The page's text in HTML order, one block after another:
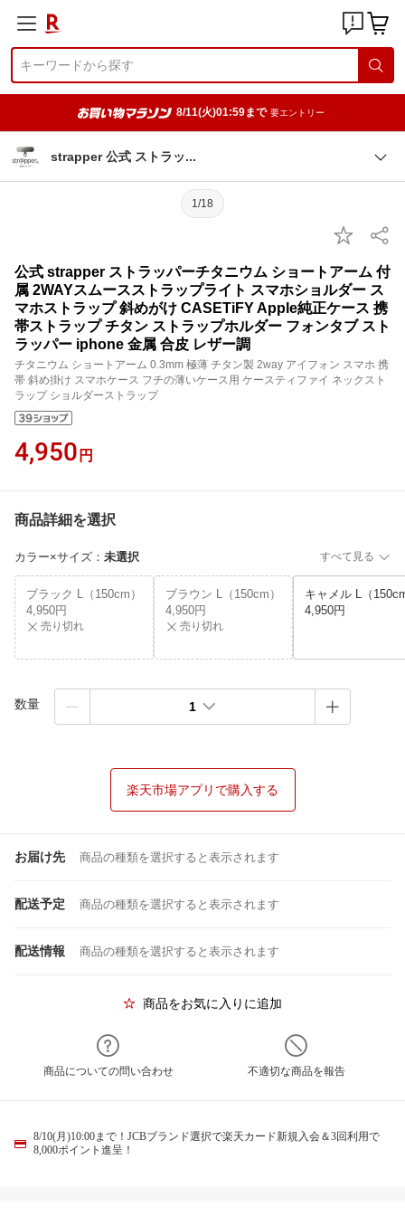
8/11(火)01:59まで 要エントリー
strapper 公式 ストラ ッ
1/18
公式 strapper ストラッパーチタニウム ショートアーム 付
属 2WAYスムースストラップライト スマホショルダー ス
マホストラップ 斜めがけ CASETiFY Apple純正ケース 携
帯ストラップ チタン ストラップホルダー フォンタブ スト
ラッパー iphone 金属 合皮 レザー調
チタニウム ショートアーム 0.3mm 極薄 チタン製 2way アイフォン スマホ 携
帯 斜め掛け スマホケース フチの薄いケース用 ケースティファイ ネックスト
ラップ ショルダーストラップ
4,950 円
商品詳細を選択
カラー×サイズ ： 未選択 すべて見る
ブラック L（150cm）
4,950円
売り切れ
ブラウン L（150cm）
4,950円
売り切れ
キャメル L（
4,950円
数量 1
楽天市場アプリで購入する
お届け先 商品の種類を選択すると表示されます
配送予定 商品の種類を選択すると表示されます
配送情報 商品の種類を選択すると表示されます
商品をお気に入りに追加
商品についての問い合わせ 不適切な商品を報告
8/10(月)10:00まで！JCBブランド選択で楽天カード新規入会＆3回利用で
8,000ポイント進呈！